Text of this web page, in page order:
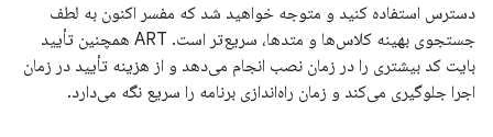
دسترس استفاده کنید و متوجه خواهید شد که مفسر اکنون به لطف
جستجوی بهینه کلاس‌ها و متدها، سریع‌تر است. ART همچنین تأیید
بایت کد بیشتری را در زمان نصب انجام می‌دهد و از هزینه تأیید در زمان
اجرا جلوگیری می‌کند و زمان راه‌اندازی برنامه را سریع نگه می‌دارد.